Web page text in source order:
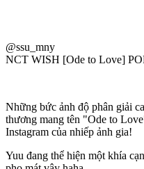
@ssu_mny
NCT WISH [Ode to Love]
Những bức ảnh độ phân giải
thương mang tên "Ode to
Instagram của nhiếp ảnh gia!
Yuu đang thể hiện một khía